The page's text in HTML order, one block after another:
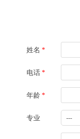
姓名 *
电话 *
年龄 *
专业 ---